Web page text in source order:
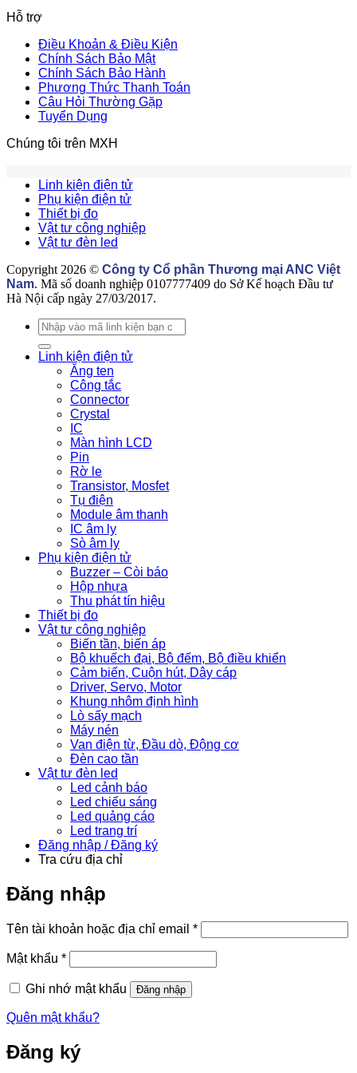
ở
Linh
kiện
tự
động
loại
linh
tự
nào?
Hỗ trợ
Điều Khoản & Điều Kiện
Chính Sách Bảo Mật
Chính Sách Bảo Hành
Phương Thức Thanh Toán
Câu Hỏi Thường Gặp
Tuyển Dụng
Chúng tôi trên MXH
Linh kiện điện tử
Phụ kiện điện tử
Thiết bị đo
Vật tư công nghiệp
Vật tư đèn led
Copyright 2026 © Công ty Cổ phần Thương mại ANC Việt
Nam. Mã số doanh nghiệp 0107777409 do Sở Kế hoạch Đầu tư
Hà Nội cấp ngày 27/03/2017.
Tìm
kiếm:
Linh kiện điện tử
Ăng ten
Công tắc
Connector
Crystal
IC
Màn hình LCD
Pin
Rờ le
Transistor, Mosfet
Tụ điện
Module âm thanh
IC âm ly
Sò âm ly
Phụ kiện điện tử
Buzzer – Còi báo
Hộp nhựa
Thu phát tín hiệu
Thiết bị đo
Vật tư công nghiệp
Biến tần, biến áp
Bộ khuếch đại, Bộ đếm, Bộ điều khiển
Cảm biến, Cuộn hút, Dây cáp
Driver, Servo, Motor
Khung nhôm định hình
Lò sấy mạch
Máy nén
Van điện từ, Đầu dò, Động cơ
Đèn cao tần
Vật tư đèn led
Led cảnh báo
Led chiếu sáng
Led quảng cáo
Led trang trí
Đăng nhập / Đăng ký
Tra cứu địa chỉ
Đăng nhập
Tên tài khoản hoặc địa chỉ email *Bắt
buộc
Mật khẩu *Bắt
buộc
Ghi nhớ mật khẩu
Đăng nhập
Quên mật khẩu?
Đăng ký